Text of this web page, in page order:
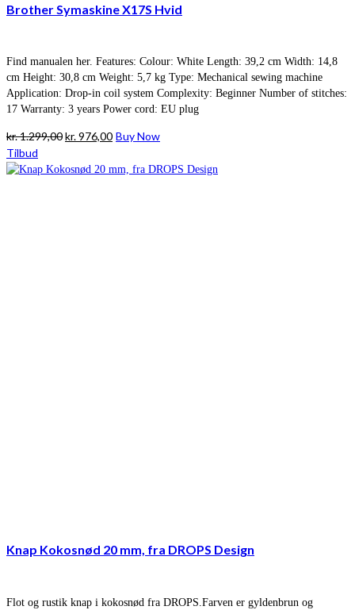
Brother Symaskine X17S Hvid
Find manualen her. Features: Colour: White Length: 39,2 cm Width: 14,8
cm Height: 30,8 cm Weight: 5,7 kg Type: Mechanical sewing machine
Application: Drop-in coil system Complexity: Beginner Number of stitches:
17 Warranty: 3 years Power cord: EU plug
kr.1.299,00Den
pris
kr.976,00Den
pris
Buy Now
Tilbud
Knap Kokosnød 20 mm, fra DROPS Design
Flot og rustik knap i kokosnød fra DROPS.Farven er gyldenbrun og